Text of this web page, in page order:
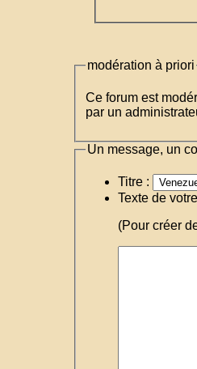
modération à priori
Ce forum est
par un
Un message, un
Titre :
Texte de
(Pour créer